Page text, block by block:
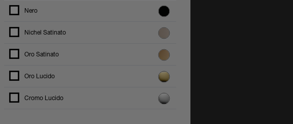
Nero
Nichel Satinato
Oro Satinato
Oro Lucido
Cromo Lucido